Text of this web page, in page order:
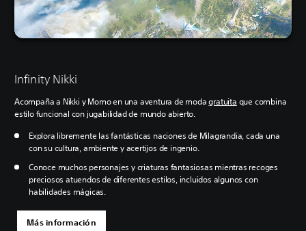
Infinity Nikki
Acompaña a Nikki y Momo en una aventura de modagratuita que combina
estilo funcional con jugabilidad de mundo abierto.
Explora libremente las fantásticas naciones de Milagrandia, cada una
con su cultura, ambiente y acertijos de ingenio.
Conoce muchos personajes y criaturas fantasiosas mientras recoges
preciosos atuendos de diferentes estilos, incluidos algunos con
habilidades mágicas.
Más información